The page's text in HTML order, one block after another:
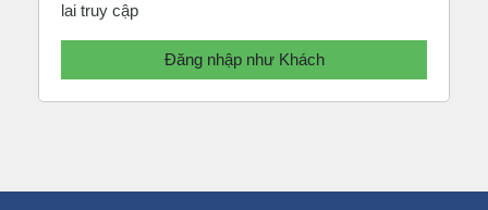
lai truy cập
Đăng nhập như Khách